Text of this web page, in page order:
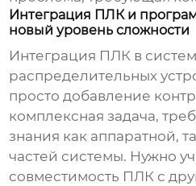
Интеграция ПЛК и
новый уровень сложности
Интеграция ПЛК в
распределительных
просто добавление
комплексная задача,
знания как аппаратной,
частей системы. Нужно
совместимость ПЛК с